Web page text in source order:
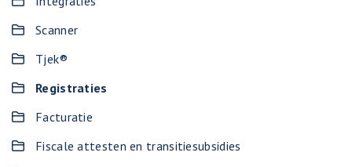
Scanner
Tjek®
Registraties
Facturatie
Fiscale attesten en transitiesubsidies